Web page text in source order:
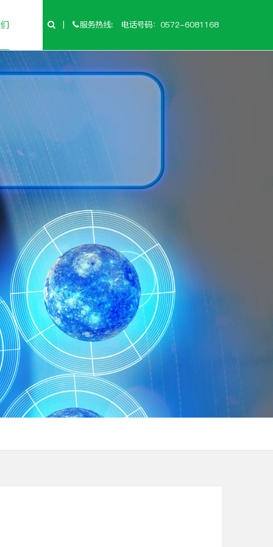
服务热线: 电话号码：0572-6081168